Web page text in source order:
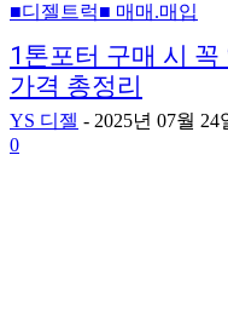
■디젤트럭■ 매매.매입
1톤포터 구매 시
가격 총정리
YS 디젤 - 2025년 07월 24
0